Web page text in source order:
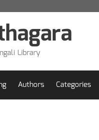
Library
Authors Categories